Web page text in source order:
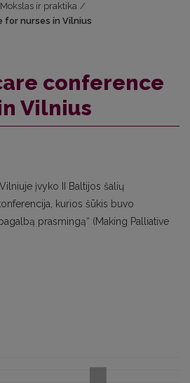
ir praktika /
for nurses in Vilnius
conference
Vilnius
įvyko II Baltijos šalių
kurios šūkis buvo
prasmingą“ (Making Palliative